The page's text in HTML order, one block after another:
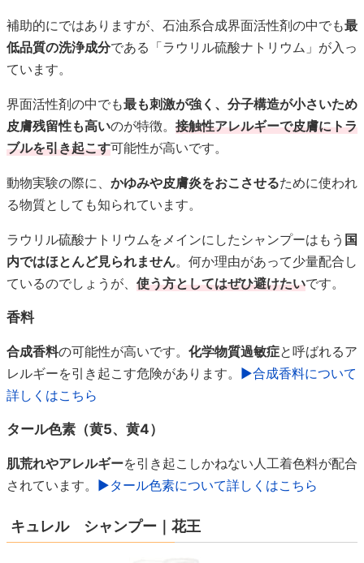
補助的にではありますが、石油系合成界面活性剤の中でも最
低品質の洗浄成分である「ラウリル硫酸ナトリウム」が入っ
ています。
界面活性剤の中でも最も刺激が強く、分子構造が小さいため
皮膚残留性も高いのが特徴。 接触性アレルギーで皮膚にトラ
ブルを引き起こす可能性が高いです。
動物実験の際に、 かゆみや皮膚炎をおこさせるために使われ
る物質としても知られています。
ラウリル硫酸ナトリウムをメインにしたシャンプーはもう 国
内ではほとんど見られません。何か理由があって少量配合し
ているのでしょうが、 使う方としてはぜひ避けたいです。
香料
合成香料の可能性が高いです。 化学物質過敏症と呼ばれるア
レルギーを引き起こす危険があります。 ▶合成香料について
詳しくはこちら
タール色素（黄5、黄4）
肌荒れやアレルギーを引き起こしかねない人工着色料が配合
されています。 ▶タール色素について詳しくはこちら
キュレル シャンプー｜花王